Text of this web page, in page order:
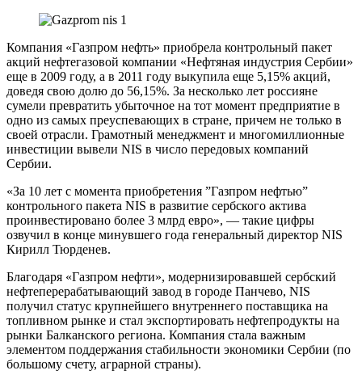
Компания «Газпром нефть» приобрела контрольный пакет
акций нефтегазовой компании «Нефтяная индустрия Сербии»
еще в 2009 году, а в 2011 году выкупила еще 5,15% акций,
доведя свою долю до 56,15%. За несколько лет россияне
сумели превратить убыточное на тот момент предприятие в
одно из самых преуспевающих в стране, причем не только в
своей отрасли. Грамотный менеджмент и многомиллионные
инвестиции вывели NIS в число передовых компаний
Сербии.
«За 10 лет с момента приобретения ”Газпром нефтью”
контрольного пакета NIS в развитие сербского актива
проинвестировано более 3 млрд евро», — такие цифры
озвучил в конце минувшего года генеральный директор NIS
Кирилл Тюрденев.
Благодаря «Газпром нефти», модернизировавшей сербский
нефтеперерабатывающий завод в городе Панчево, NIS
получил статус крупнейшего внутреннего поставщика на
топливном рынке и стал экспортировать нефтепродукты на
рынки Балканского региона. Компания стала важным
элементом поддержания стабильности экономики Сербии (по
большому счету, аграрной страны).